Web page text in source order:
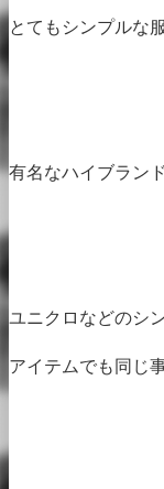
とてもシンプルな
有名なハイブラン
ユニクロなどのシ
アイテムでも同じ